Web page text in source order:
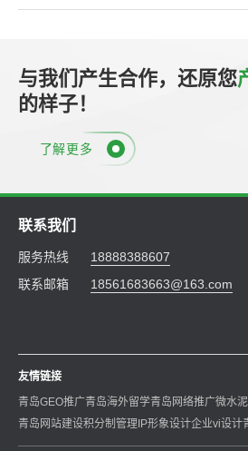
与我们产生合作，还原您
的样子！
了解更多
联系我们
服务热线
18888388607
联系邮箱
18561683663@163.com
友情链接
青岛GEO推广青岛海外留学青岛网络推广微水
青岛网站建设积分制管理 IP形象设计企业vi设计